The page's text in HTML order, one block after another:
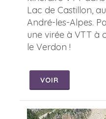
Lac de Castillon,
André-les-Alpes.
une virée à VTT à
le Verdon !
VOIR